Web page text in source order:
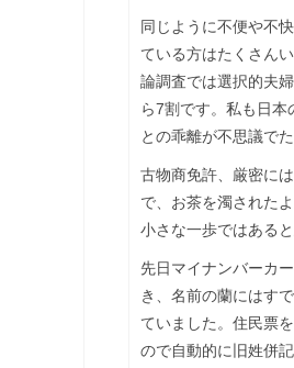
同じように不便や不
ている方はたくさん
論調査では選択的夫
ら7割です。私も日本
との乖離が不思議でた
古物商免許、厳密に
で、お茶を濁された
小さな一歩ではあると
先日マイナンバーカ
き、名前の蘭にはす
ていました。住民票
ので自動的に旧姓併